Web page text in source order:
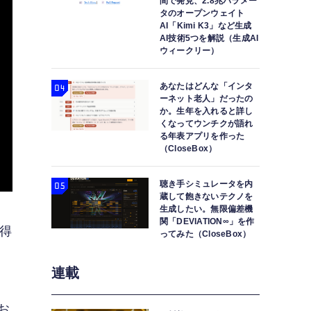
タのオープンウェイト
AI「Kimi K3」など生成
AI技術5つを解説（生成AI
ウィークリー）
あなたはどんな「インタ
ーネット老人」だったの
か。生年を入れると詳し
くなってウンチクが語れ
る年表アプリを作った
（CloseBox）
聴き手シミュレータを内
蔵して飽きないテクノを
生成したい。無限偏差機
関「DEVIATION∞」を作
ってみた（CloseBox）
連載